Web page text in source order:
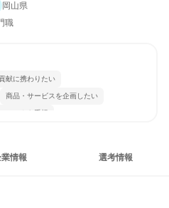
岡山県
職
献に携わりたい
商品・サービスを企画したい
ムワークを重視
情報 選考情報